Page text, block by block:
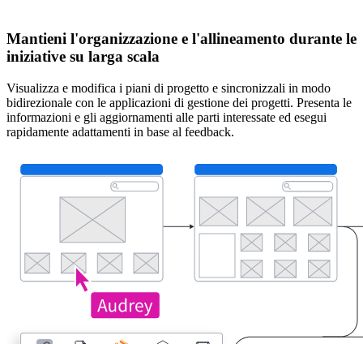
Mantieni l'organizzazione e l'allineamento durante le
iniziative su larga scala
Visualizza e modifica i piani di progetto e sincronizzali in modo
bidirezionale con le applicazioni di gestione dei progetti. Presenta le
informazioni e gli aggiornamenti alle parti interessate ed esegui
rapidamente adattamenti in base al feedback.